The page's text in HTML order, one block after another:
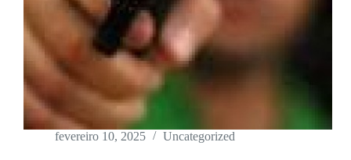
fevereiro 10, 2025 Uncategorized